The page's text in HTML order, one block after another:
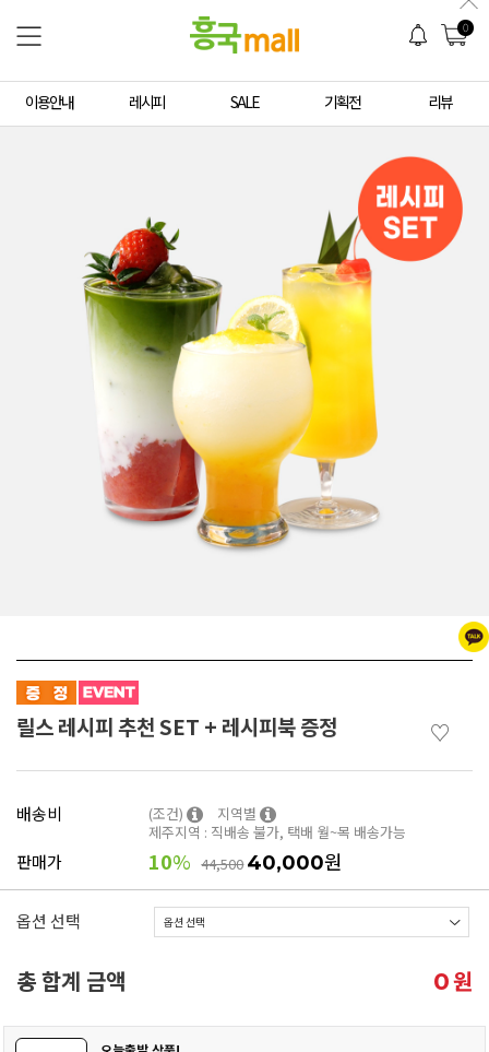
0
이용안내 레시피 SALE 기획전 리뷰
릴스 레시피 추천 SET + 레시피북 증정 ♡
배송비 (조건)
지역별
제주지역 : 직배송 불가, 택배 월~목 배송가능
판매가 10% 44,50040,000원
옵션 선택
총 합계 금액 0원